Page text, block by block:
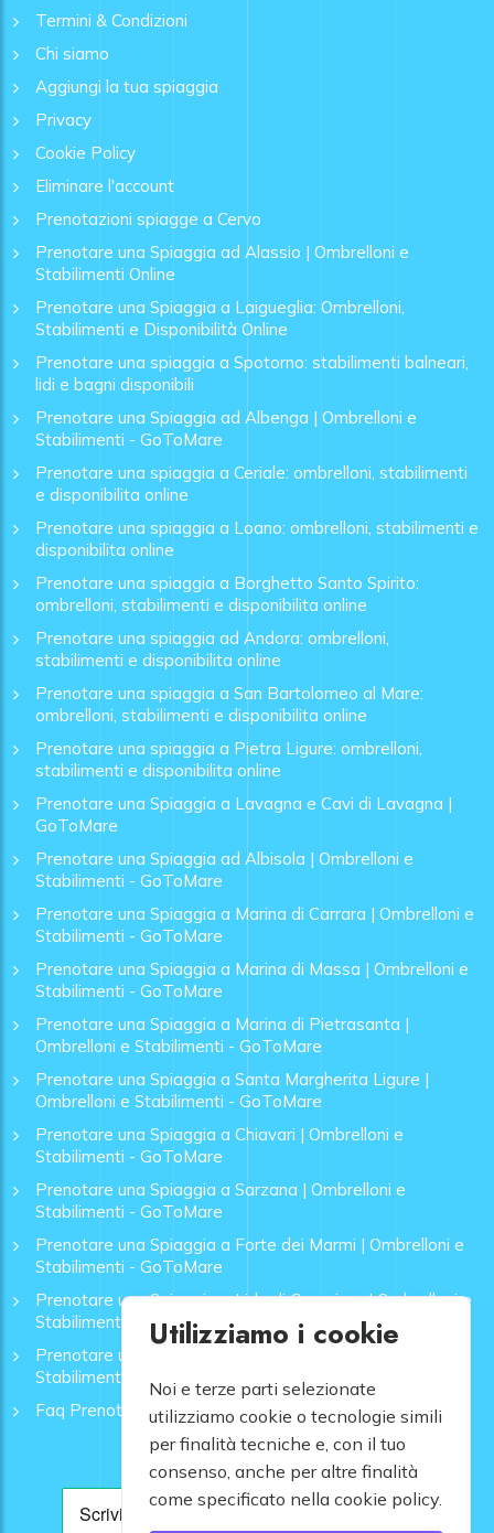
Termini & Condizioni
Chi siamo
Aggiungi la tua spiaggia
Privacy
Cookie Policy
Eliminare l'account
Prenotazioni spiagge a Cervo
Prenotare una Spiaggia ad Alassio | Ombrelloni e
Stabilimenti Online
Prenotare una Spiaggia a Laigueglia: Ombrelloni,
Stabilimenti e Disponibilità Online
Prenotare una spiaggia a Spotorno: stabilimenti balneari,
lidi e bagni disponibili
Prenotare una Spiaggia ad Albenga | Ombrelloni e
Stabilimenti - GoToMare
Prenotare una spiaggia a Ceriale: ombrelloni, stabilimenti
e disponibilita online
Prenotare una spiaggia a Loano: ombrelloni, stabilimenti e
disponibilita online
Prenotare una spiaggia a Borghetto Santo Spirito:
ombrelloni, stabilimenti e disponibilita online
Prenotare una spiaggia ad Andora: ombrelloni,
stabilimenti e disponibilita online
Prenotare una spiaggia a San Bartolomeo al Mare:
ombrelloni, stabilimenti e disponibilita online
Prenotare una spiaggia a Pietra Ligure: ombrelloni,
stabilimenti e disponibilita online
Prenotare una Spiaggia a Lavagna e Cavi di Lavagna |
GoToMare
Prenotare una Spiaggia ad Albisola | Ombrelloni e
Stabilimenti - GoToMare
Prenotare una Spiaggia a Marina di Carrara | Ombrelloni e
Stabilimenti - GoToMare
Prenotare una Spiaggia a Marina di Massa | Ombrelloni e
Stabilimenti - GoToMare
Prenotare una Spiaggia a Marina di Pietrasanta |
Ombrelloni e Stabilimenti - GoToMare
Prenotare una Spiaggia a Santa Margherita Ligure |
Ombrelloni e Stabilimenti - GoToMare
Prenotare una Spiaggia a Chiavari | Ombrelloni e
Stabilimenti - GoToMare
Prenotare una Spiaggia a Sarzana | Ombrelloni e
Stabilimenti - GoToMare
Prenotare una Spiaggia a Forte dei Marmi | Ombrelloni e
Stabilimenti - GoToMare
Prenotare una Spiaggia a Lido di Camaiore | Ombrelloni e
Stabilimenti - GoToMare
Prenotare una Spiaggia a Rapallo | Ombrelloni e
Stabilimenti - GoToMare
Faq Prenotazione Spiagge
Utilizziamo i cookie
Noi e terze parti selezionate
utilizziamo cookie o tecnologie simili
per finalità tecniche e, con il tuo
consenso, anche per altre finalità
come specificato nella cookie policy.